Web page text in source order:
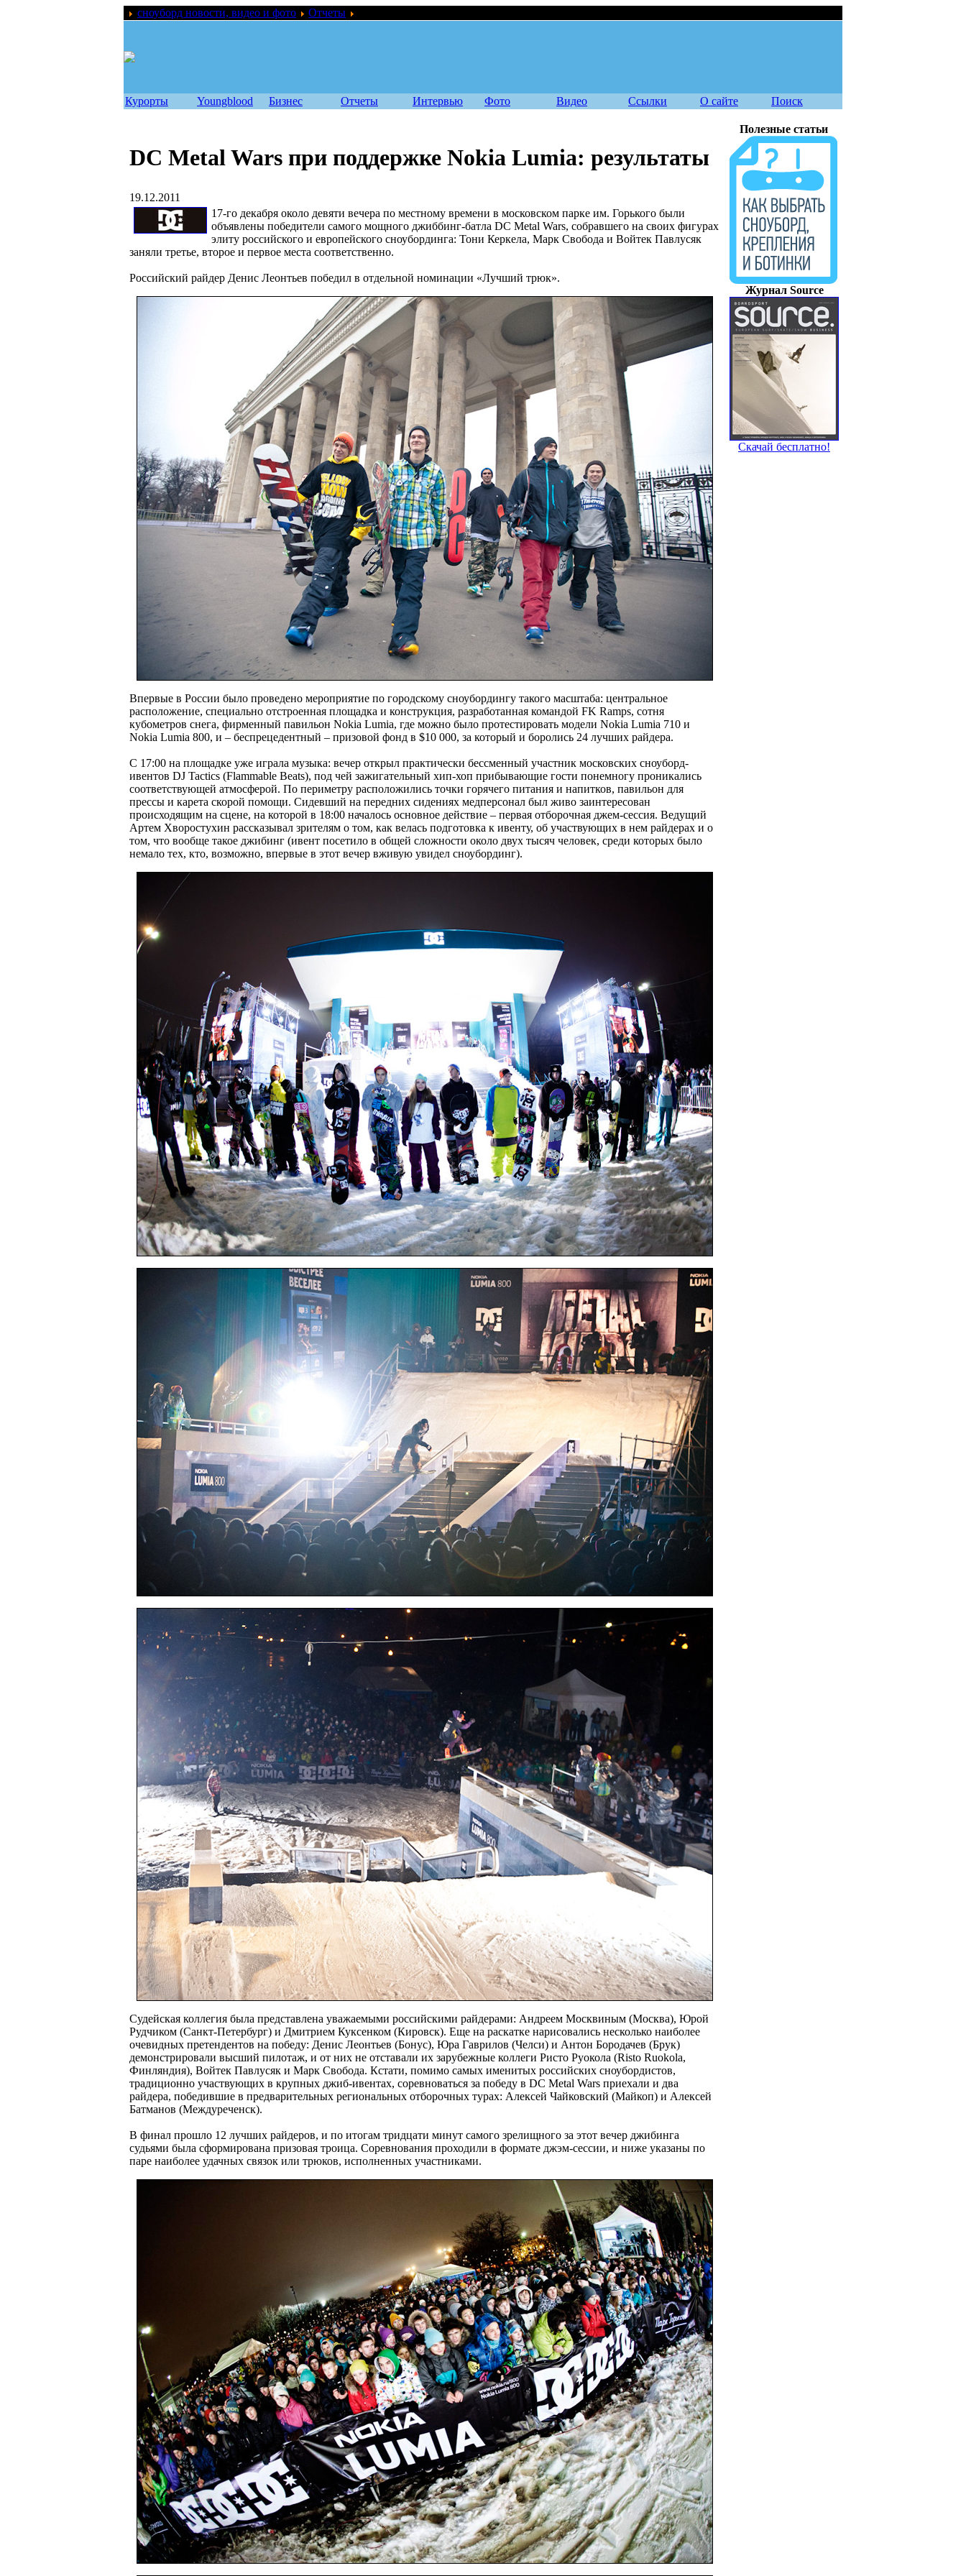
сноуборд новости, видео и фото Отчеты
Курорты Youngblood Бизнес Отчеты Интервью Фото Видео Ссылки О сайте Поиск
DC Metal Wars при поддержке Nokia Lumia: результаты
19.12.2011
17-го декабря около девяти вечера по местному времени в московском парке им. Горького были
объявлены победители самого мощного джиббинг-батла DC Metal Wars, собравшего на своих фигурах
элиту российского и европейского сноубординга: Тони Керкела, Марк Свобода и Войтек Павлусяк
заняли третье, второе и первое места соответственно.
Российский райдер Денис Леонтьев победил в отдельной номинации «Лучший трюк».
Впервые в России было проведено мероприятие по городскому сноубордингу такого масштаба: центральное
расположение, специально отстроенная площадка и конструкция, разработанная командой FK Ramps, сотня
кубометров снега, фирменный павильон Nokia Lumia, где можно было протестировать модели Nokia Lumia 710 и
Nokia Lumia 800, и – беспрецедентный – призовой фонд в $10 000, за который и боролись 24 лучших райдера.
С 17:00 на площадке уже играла музыка: вечер открыл практически бессменный участник московских сноуборд-
ивентов DJ Tactics (Flammable Beats), под чей зажигательный хип-хоп прибывающие гости понемногу проникались
соответствующей атмосферой. По периметру расположились точки горячего питания и напитков, павильон для
прессы и карета скорой помощи. Сидевший на передних сидениях медперсонал был живо заинтересован
происходящим на сцене, на которой в 18:00 началось основное действие – первая отборочная джем-сессия. Ведущий
Артем Хворостухин рассказывал зрителям о том, как велась подготовка к ивенту, об участвующих в нем райдерах и о
том, что вообще такое джибинг (ивент посетило в общей сложности около двух тысяч человек, среди которых было
немало тех, кто, возможно, впервые в этот вечер вживую увидел сноубординг).
Судейская коллегия была представлена уважаемыми российскими райдерами: Андреем Москвиным (Москва), Юрой
Рудчиком (Санкт-Петербург) и Дмитрием Куксенком (Кировск). Еще на раскатке нарисовались несколько наиболее
очевидных претендентов на победу: Денис Леонтьев (Бонус), Юра Гаврилов (Челси) и Антон Бородачев (Брук)
демонстрировали высший пилотаж, и от них не отставали их зарубежные коллеги Ристо Руокола (Risto Ruokola,
Финляндия), Войтек Павлусяк и Марк Свобода. Кстати, помимо самых именитых российских сноубордистов,
традиционно участвующих в крупных джиб-ивентах, соревноваться за победу в DC Metal Wars приехали и два
райдера, победившие в предварительных региональных отборочных турах: Алексей Чайковский (Майкоп) и Алексей
Батманов (Междуреченск).
В финал прошло 12 лучших райдеров, и по итогам тридцати минут самого зрелищного за этот вечер джибинга
судьями была сформирована призовая троица. Соревнования проходили в формате джэм-сессии, и ниже указаны по
паре наиболее удачных связок или трюков, исполненных участниками.
Полезные статьи
Журнал Source